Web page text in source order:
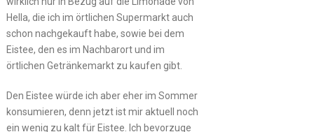
Hella, die ich im örtlichen Supermarkt auch
schon nachgekauft habe, sowie bei dem
Eistee, den es im Nachbarort und im
örtlichen Getränkemarkt zu kaufen gibt.
Den Eistee würde ich aber eher im Sommer
konsumieren, denn jetzt ist mir aktuell noch
ein wenig zu kalt für Eistee. Ich bevorzuge